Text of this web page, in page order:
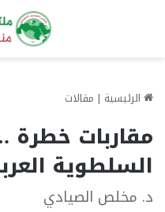
الرئيسية | مقالات
مقاربات
السلطوية
د. مخلص الصيادي